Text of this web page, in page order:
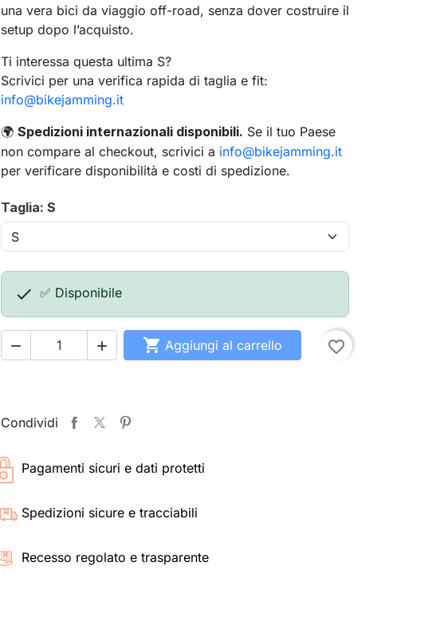
una vera bici da viaggio off-road, senza dover costruire il
setup dopo l’acquisto.
Ti interessa questa ultima S?
Scrivici per una verifica rapida di taglia e fit:
info@bikejamming.it
🌍 Spedizioni internazionali disponibili. Se il tuo Paese
non compare al checkout, scrivici a info@bikejamming.it
per verificare disponibilità e costi di spedizione.
Taglia: S
 ✅ Disponibile
   Aggiungi al carrello favorite_border
Condividi
Pagamenti sicuri e dati protetti
Spedizioni sicure e tracciabili
Recesso regolato e trasparente